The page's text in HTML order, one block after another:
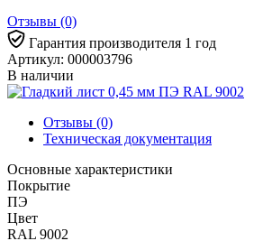
Отзывы (0)
Гарантия производителя 1 год
Артикул: 000003796
В наличии
Отзывы (0)
Техническая документация
Основные характеристики
Покрытие
ПЭ
Цвет
RAL 9002